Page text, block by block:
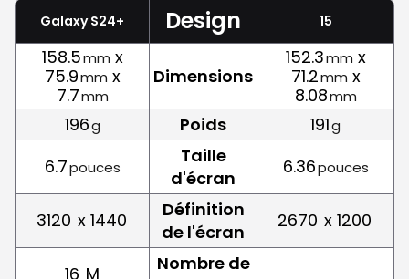
Galaxy S24+ Design 15
158.5mm x
75.9mm x
7.7mm
Dimensions
152.3mm x
71.2mm x
8.08mm
196g Poids 191g
6.7pouces
Taille
d'écran
6.36pouces
3120 x 1440
Définition
de l'écran
2670 x 1200
16 M
Nombre de